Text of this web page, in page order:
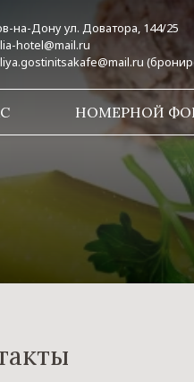
на-Дону ул. Доватора, 144/25
hotel@mail.ru
НОМЕРНОЙ